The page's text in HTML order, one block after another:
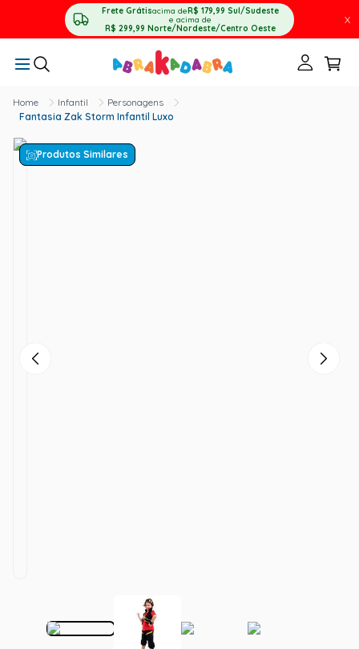
Frete Grátisacima deR$ 179,99 Sul/Sudeste
e acima de
R$ 299,99 Norte/Nordeste/Centro Oeste
X
Infantil
Personagens
Fantasia Zak Storm Infantil Luxo
Produtos Similares